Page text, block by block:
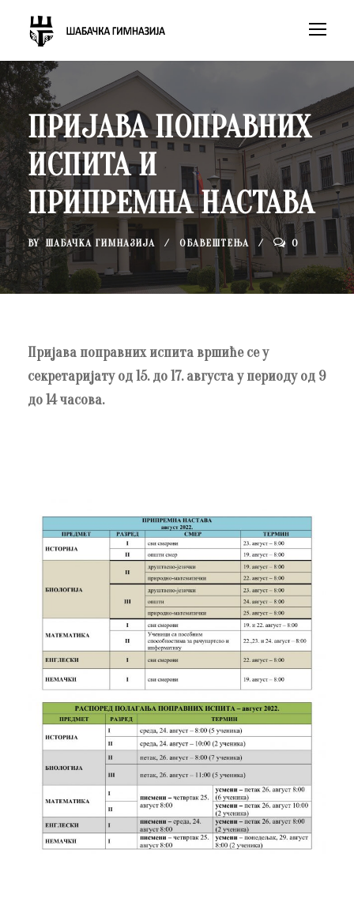
ПРИЈАВА ПОПРАВНИХ
ИСПИТА И
ПРИПРЕМНА НАСТАВА
BY ШАБАЧКА ГИМНАЗИЈА ОБАВЕШТЕЊА 0
Пријава поправних испита вршиће се у
секретаријату од 15. до 17. августа у периоду од 9
до 14 часова.